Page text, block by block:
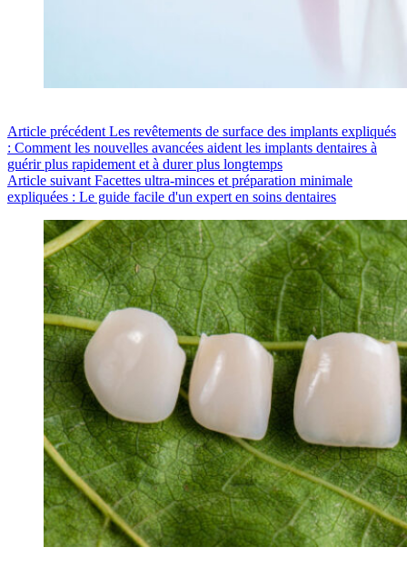
Article précédent Les revêtements de surface des implants expliqués
: Comment les nouvelles avancées aident les implants dentaires à
guérir plus rapidement et à durer plus longtemps
Article suivant Facettes ultra-minces et préparation minimale
expliquées : Le guide facile d'un expert en soins dentaires